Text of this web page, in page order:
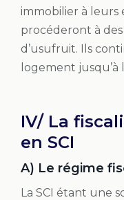
immobilier à leurs
procéderont à
d’usufruit. Ils
logement jusqu’à
IV/ La
en SCI
A) Le régime
La SCI étant une